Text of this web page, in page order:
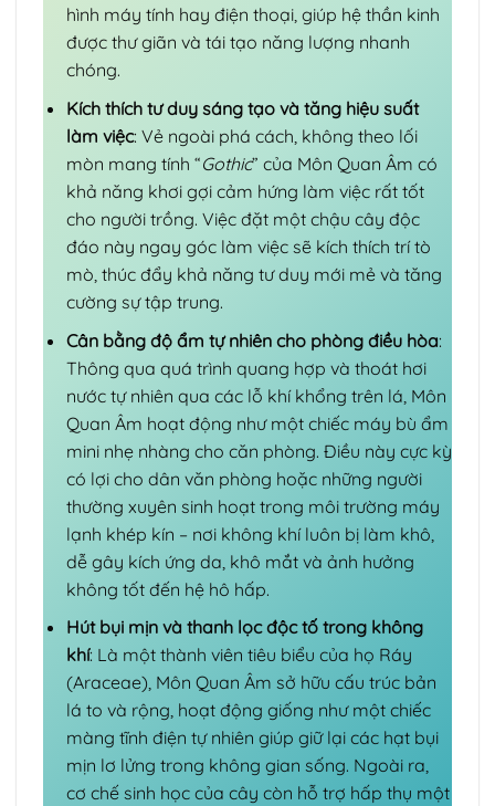
hình máy tính hay điện thoại, giúp hệ thần kinh
được thư giãn và tái tạo năng lượng nhanh
chóng.
Kích thích tư duy sáng tạo và tăng hiệu suất
làm việc: Vẻ ngoài phá cách, không theo lối
mòn mang tính “Gothic” của Môn Quan Âm có
khả năng khơi gợi cảm hứng làm việc rất tốt
cho người trồng. Việc đặt một chậu cây độc
đáo này ngay góc làm việc sẽ kích thích trí tò
mò, thúc đẩy khả năng tư duy mới mẻ và tăng
cường sự tập trung.
Cân bằng độ ẩm tự nhiên cho phòng điều hòa:
Thông qua quá trình quang hợp và thoát hơi
nước tự nhiên qua các lỗ khí khổng trên lá, Môn
Quan Âm hoạt động như một chiếc máy bù ẩm
mini nhẹ nhàng cho căn phòng. Điều này cực kỳ
có lợi cho dân văn phòng hoặc những người
thường xuyên sinh hoạt trong môi trường máy
lạnh khép kín – nơi không khí luôn bị làm khô,
dễ gây kích ứng da, khô mắt và ảnh hưởng
không tốt đến hệ hô hấp.
Hút bụi mịn và thanh lọc độc tố trong không
khí: Là một thành viên tiêu biểu của họ Ráy
(Araceae), Môn Quan Âm sở hữu cấu trúc bản
lá to và rộng, hoạt động giống như một chiếc
màng tĩnh điện tự nhiên giúp giữ lại các hạt bụi
mịn lơ lửng trong không gian sống. Ngoài ra,
cơ chế sinh học của cây còn hỗ trợ hấp thụ một